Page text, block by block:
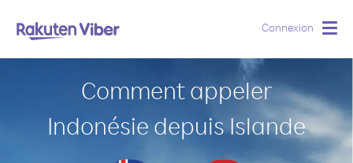
Connexion
Comment appeler
Indonésie depuis Islande